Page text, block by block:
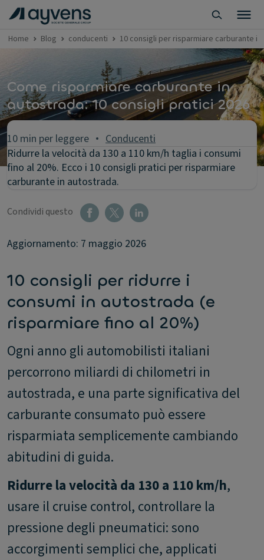
Home Blog conducenti 10 consigli per risparmiare carburante
Come risparmiare carburante in
autostrada: 10 consigli pratici 2026
10 min per leggere
Conducenti
Ridurre la velocità da 130 a 110 km/h taglia i consumi
fino al 20%. Ecco i 10 consigli pratici per risparmiare
carburante in autostrada.
Condividi questo
Aggiornamento: 7 maggio 2026
10 consigli per ridurre i
consumi in autostrada (e
risparmiare fino al 20%)
Ogni anno gli automobilisti italiani
percorrono miliardi di chilometri in
autostrada, e una parte significativa del
carburante consumato può essere
risparmiata semplicemente cambiando
abitudini di guida.
Ridurre la velocità da 130 a 110 km/h,
usare il cruise control, controllare la
pressione degli pneumatici: sono
accorgimenti semplici che, applicati